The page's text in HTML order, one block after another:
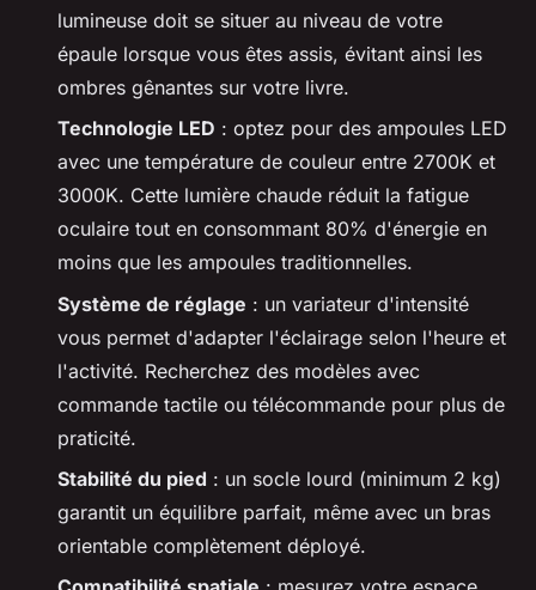
lumineuse doit se situer au niveau de votre
épaule lorsque vous êtes assis, évitant ainsi les
ombres gênantes sur votre livre.
Technologie LED : optez pour des ampoules LED
avec une température de couleur entre 2700K et
3000K. Cette lumière chaude réduit la fatigue
oculaire tout en consommant 80% d'énergie en
moins que les ampoules traditionnelles.
Système de réglage : un variateur d'intensité
vous permet d'adapter l'éclairage selon l'heure et
l'activité. Recherchez des modèles avec
commande tactile ou télécommande pour plus de
praticité.
Stabilité du pied : un socle lourd (minimum 2 kg)
garantit un équilibre parfait, même avec un bras
orientable complètement déployé.